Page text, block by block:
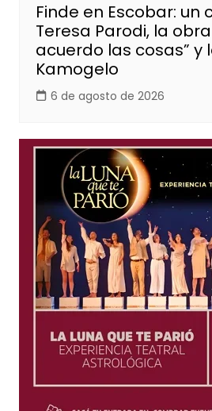
Finde en Escobar: un
Teresa Parodi, la
acuerdo las cosas” y
Kamogelo
6 de agosto de 2026